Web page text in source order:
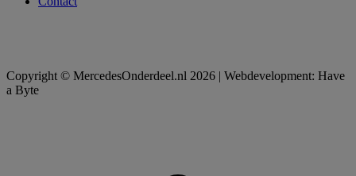
Copyright © MercedesOnderdeel.nl 2026 | Webdevelopment: Have
a Byte